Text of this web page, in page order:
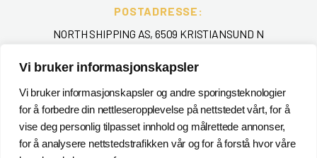
Vi bruker informasjonskapsler
Vi bruker informasjonskapsler og andre sporingsteknologier
for å forbedre din nettleseropplevelse på nettstedet vårt, for å
vise deg personlig tilpasset innhold og målrettede annonser,
for å analysere nettstedstrafikken vår og for å forstå hvor våre
POSTADRESSE:
NORTH SHIPPING AS, 6509 KRISTIANSUND N
TELEFON:
+ 47 715 40 000
EPOST :
POSTMASTER@NORTHSHIPPING.NO